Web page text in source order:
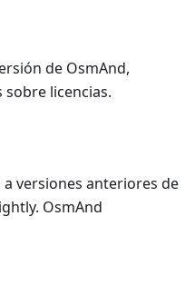
de OsmAnd,
licencias.
a versiones anteriores de
OsmAnd